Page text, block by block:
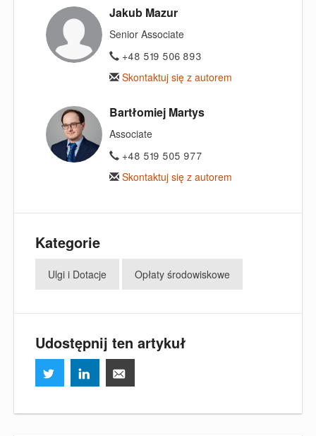
Jakub Mazur
Senior Associate
+48 519 506 893
Skontaktuj się z autorem
Bartłomiej Martys
Associate
+48 519 505 977
Skontaktuj się z autorem
Kategorie
Ulgi i Dotacje Opłaty środowiskowe
Udostępnij ten artykuł